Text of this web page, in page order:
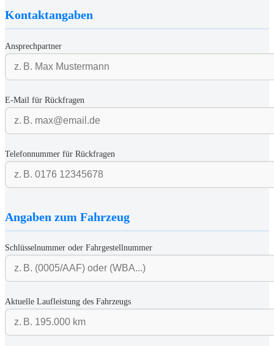
Kontaktangaben
Ansprechpartner
E-Mail für Rückfragen
Telefonnummer für Rückfragen
Angaben zum Fahrzeug
Schlüsselnummer oder Fahrgestellnummer
Aktuelle Laufleistung des Fahrzeugs